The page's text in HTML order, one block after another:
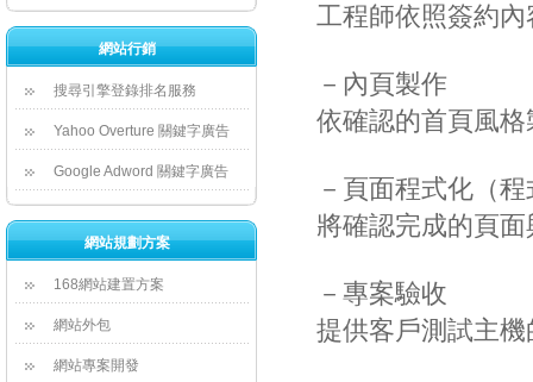
網站行銷
搜尋引擎登錄排名服務
Yahoo Overture 關鍵字廣告
Google Adword 關鍵字廣告
網站規劃方案
168網站建置方案
網站外包
網站專案開發
工程師依照簽約
－內頁製作
依確認的首頁風
－頁面程式化（
將確認完成的頁
－專案驗收
提供客戶測試主